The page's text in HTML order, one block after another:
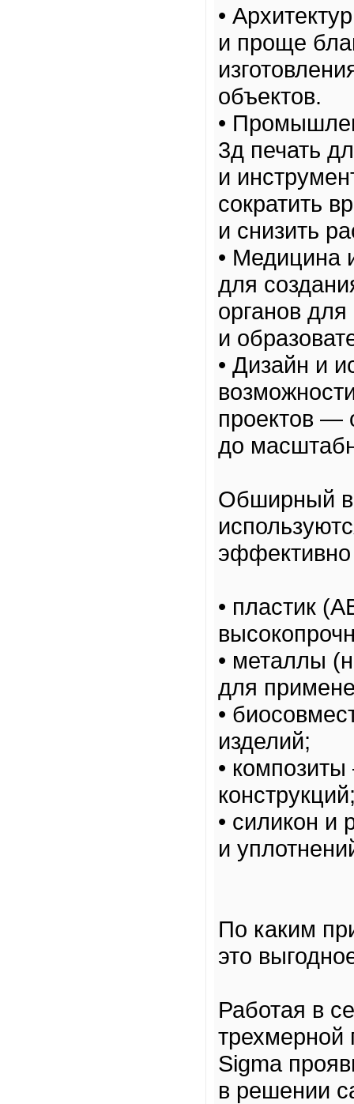
•
и проще
объектов.
•
3д печать
и
сократить
и снизить
• Медицина
для
органов
и
• Дизайн и
проектов —
до
Обширный
• пластик
• металлы
для
•
изделий;
•
• силикон и
и
По каким
это
Работая в
трехмерной
Sigma
в решении